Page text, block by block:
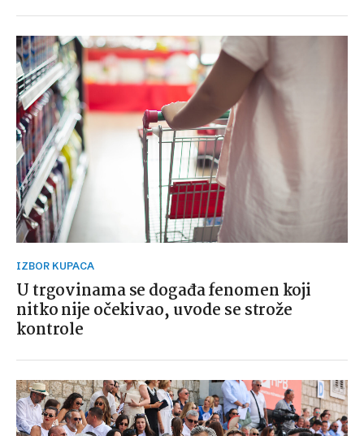
IZBOR KUPACA
U trgovinama se događa fenomen koji
nitko nije očekivao, uvode se strože
kontrole